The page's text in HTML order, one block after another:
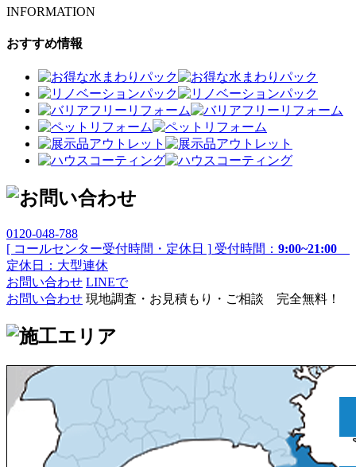
INFORMATION
おすすめ情報
0120-048-788
[ コールセンター受付時間・定休日 ] 受付時間： 9:00~21:00
定休日：大型連休
お問い合わせ LINEで
お問い合わせ 現地調査・お見積もり・ご相談 完全無料！